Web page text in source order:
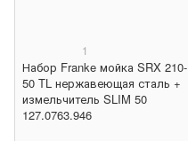
1
Набор Franke мойка SRX 210-
50 TL нержавеющая сталь +
измельчитель SLIM 50
127.0763.946